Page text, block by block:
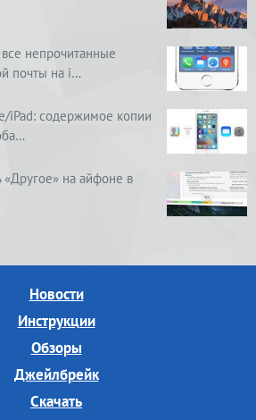
непрочитанные
почты на i…
iPad: содержимое копии
«Другое» на айфоне в
Новости
Инструкции
Обзоры
Джейлбрейк
Скачать